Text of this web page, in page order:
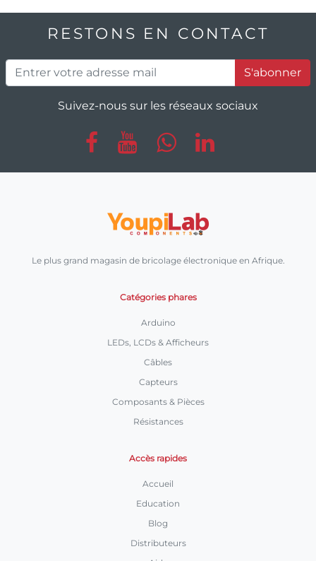
RESTONS EN CONTACT
S'abonner
Suivez-nous sur les réseaux sociaux
Le plus grand magasin de bricolage électronique en Afrique.
Catégories phares
Arduino
LEDs, LCDs & Afficheurs
Câbles
Capteurs
Composants & Pièces
Résistances
Accès rapides
Accueil
Education
Blog
Distributeurs